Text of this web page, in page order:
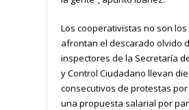
Los cooperativistas no son
afrontan el descarado olvido
inspectores de la Secretaría
y Control Ciudadano llevan
consecutivos de protestas
una propuesta salarial por